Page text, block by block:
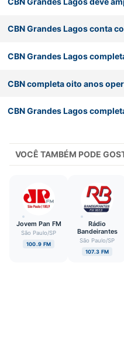
VOCÊ TAMBÉM PODE
Jovem Pan FM
São Paulo/SP
100.9 FM
Rádio
Bandeirantes
São Paulo/SP
107.3 FM